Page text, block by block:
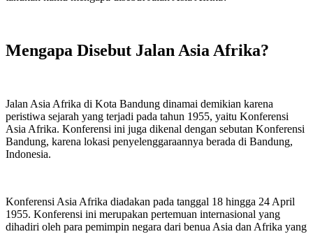
Mengapa Disebut Jalan Asia Afrika?
Jalan Asia Afrika di Kota Bandung dinamai demikian karena
peristiwa sejarah yang terjadi pada tahun 1955, yaitu Konferensi
Asia Afrika. Konferensi ini juga dikenal dengan sebutan Konferensi
Bandung, karena lokasi penyelenggaraannya berada di Bandung,
Indonesia.
Konferensi Asia Afrika diadakan pada tanggal 18 hingga 24 April
1955. Konferensi ini merupakan pertemuan internasional yang
dihadiri oleh para pemimpin negara dari benua Asia dan Afrika yang